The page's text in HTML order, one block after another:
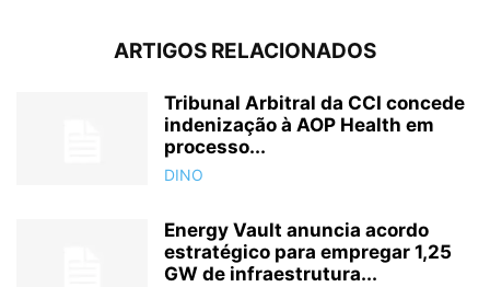
ARTIGOS RELACIONADOS
Tribunal Arbitral da CCI concede
indenização à AOP Health em
processo...
DINO
Energy Vault anuncia acordo
estratégico para empregar 1,25
GW de infraestrutura...